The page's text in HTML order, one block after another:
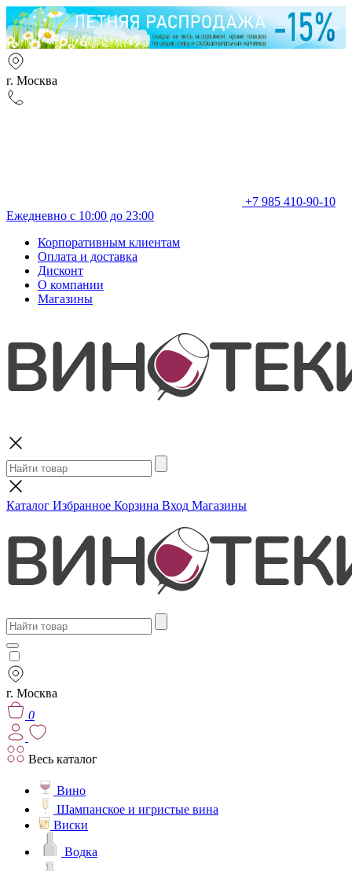
г. Москва
+7 985 410-90-10
Ежедневно с 10:00 до 23:00
Корпоративным клиентам
Оплата и доставка
Дисконт
О компании
Магазины
Каталог Избранное Корзина Вход Магазины
г. Москва
0
Весь каталог
Вино
Шампанское и игристые вина
Виски
Водка